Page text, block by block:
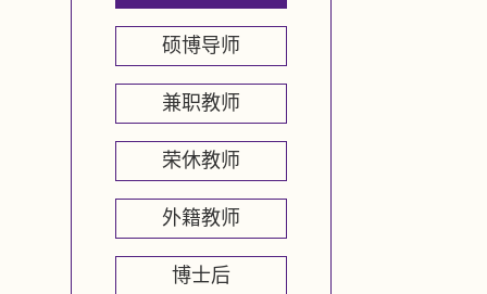
硕博导师
兼职教师
荣休教师
外籍教师
博士后